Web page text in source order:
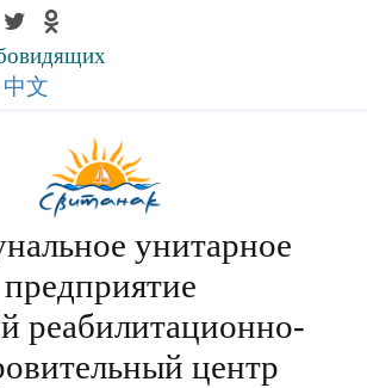
中文
унитарное
предприятие
реабилитационно-
центр